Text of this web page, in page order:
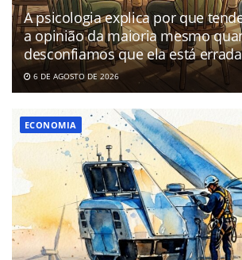
A psicologia explica por que
a opinião da maioria mesmo
desconfiamos que ela está errada
6 DE AGOSTO DE 2026
ECONOMIA